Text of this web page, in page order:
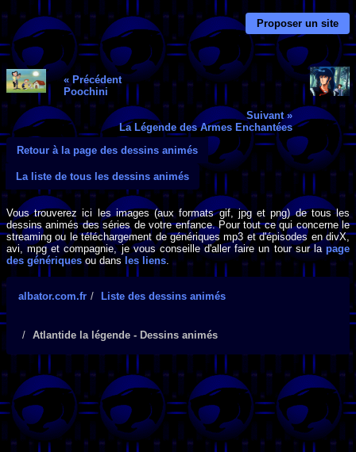
Proposer un site
« Précédent
Poochini
Suivant »
La Légende des Armes Enchantées
Retour à la page des dessins animés
La liste de tous les dessins animés
Vous trouverez ici les images (aux formats gif, jpg et png) de tous les
dessins animés des séries de votre enfance. Pour tout ce qui concerne le
streaming ou le téléchargement de génériques mp3 et d'épisodes en divX,
avi, mpg et compagnie, je vous conseille d'aller faire un tour sur lapage
des génériques ou dans les liens.
albator.com.fr Liste des dessins animés
Atlantide la légende - Dessins animés